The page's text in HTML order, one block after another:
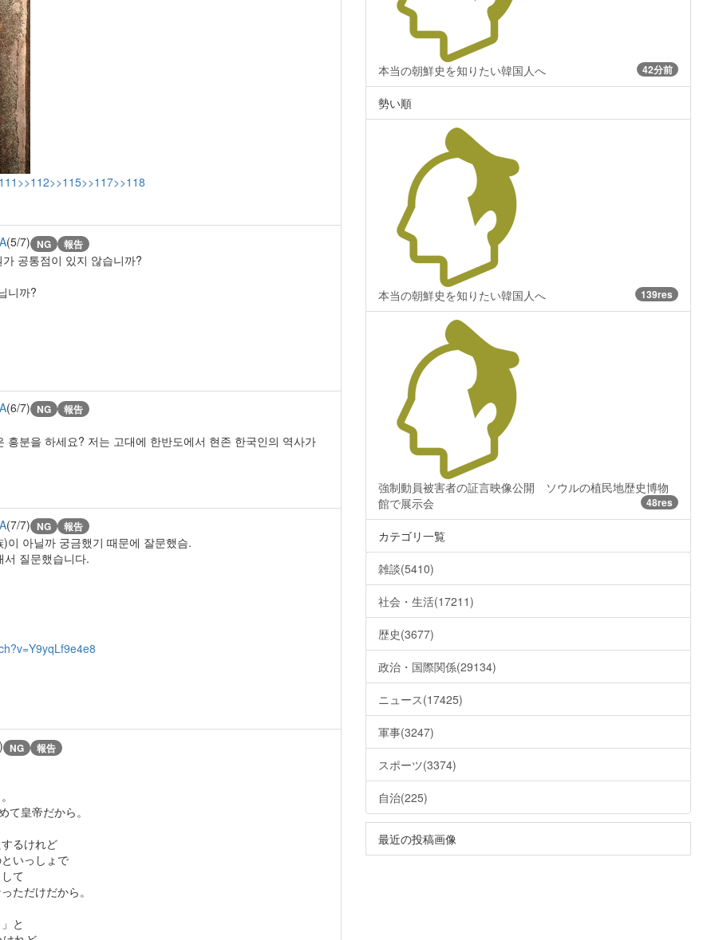
>>112>>115>>117>>118
(5/7) NG 報告
공통점이 있지 않습니까?
니까?
(6/7) NG 報告
분을 하세요? 저는 고대에 한반도에서 현존 한국인의 역사가
(7/7) NG 報告
아닐까 궁금했기 때문에 잘문했슴.
질문했습니다.
NG 報告
皇帝だから。
るけれど
いっしょで
て
ただけだから。
と
本当の朝鮮史を知りたい韓国人へ 42分前
勢い順
本当の朝鮮史を知りたい韓国人へ 139res
強制動員被害者の証言映像公開 ソウルの植民地歴史博物
館で展示会
48res
カテゴリ一覧
雑談(5410)
社会・生活(17211)
歴史(3677)
政治・国際関係(29134)
ニュース(17425)
軍事(3247)
スポーツ(3374)
自治(225)
最近の投稿画像